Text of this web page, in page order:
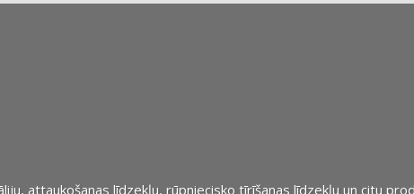
attaukošanas līdzekļu, rūpniecisko tīrīšanas līdzekļu un citu